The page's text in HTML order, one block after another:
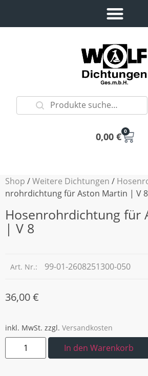
0,00 € 0
Shop /Weitere Dichtungen /
nrohrdichtung für Aston Martin | V 8
Hosenrohrdichtung für
| V 8
Art. Nr.: 99-01-2608251300-050
36,00€
inkl. MwSt. zzgl. Versandkosten
In den Warenkorb